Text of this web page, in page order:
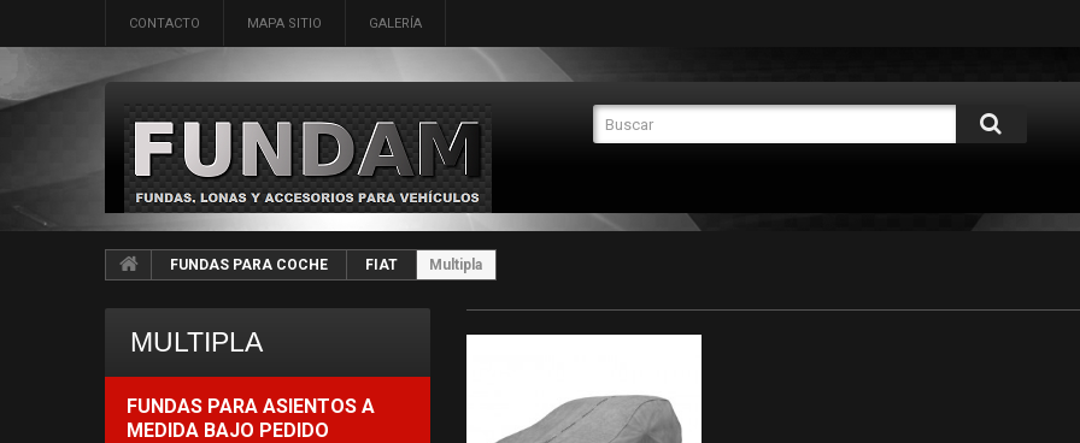
CONTACTO MAPA SITIO GALERÍA
FUNDAS PARA COCHE FIAT Multipla
MULTIPLA
FUNDAS PARA ASIENTOS A
MEDIDA BAJO PEDIDO